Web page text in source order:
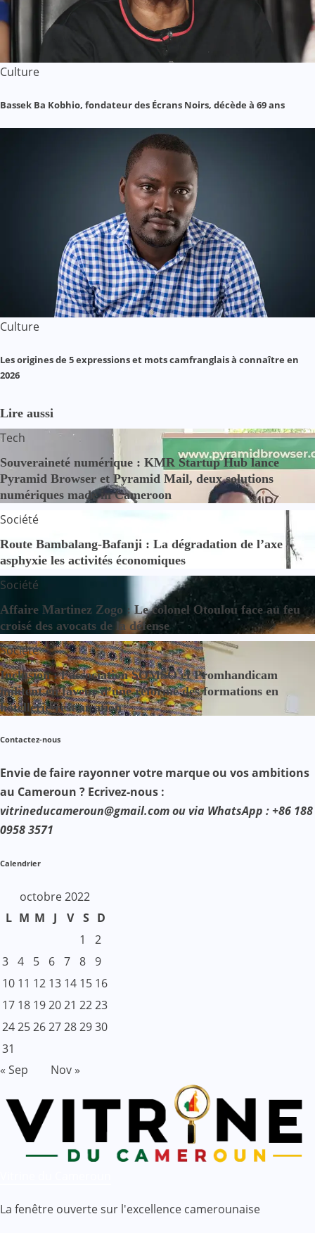
Culture
Bassek Ba Kobhio, fondateur des Écrans Noirs, décède à 69 ans
Culture
Les origines de 5 expressions et mots camfranglais à connaître en
2026
Lire aussi
Tech
Souveraineté numérique : KMR Startup Hub lance
Pyramid Browser et Pyramid Mail, deux solutions
numériques made in Cameroon
Société
Route Bambalang-Bafanji : La dégradation de l’axe
asphyxie les activités économiques
Société
Affaire Martinez Zogo : Le colonel Otoulou face au feu
croisé des avocats de la défense
Société
Inclusion : l’association SOMSO et Promhandicam
militent en faveur d’une réforme des formations en
hôtellerie-restauration
Contactez-nous
Envie de faire rayonner votre marque ou vos ambitions
au Cameroun ? Ecrivez-nous :
vitrineducameroun@gmail.com ou via WhatsApp : +86 188
0958 3571
Calendrier
octobre 2022
L M M J V S D
1
2
3 4 5 6 7 8 9
10 11 12 13 14 15 16
17 18 192021 2223
24252627282930
31
« Sep
Nov »
La fenêtre ouverte sur l'excellence camerounaise